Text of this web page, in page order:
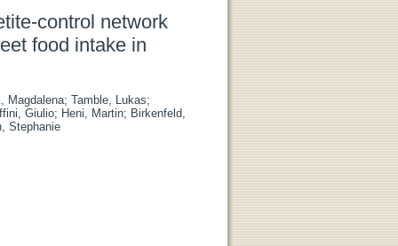
control network
food intake in
Magdalena; Tamble, Lukas;
Giulio; Heni, Martin; Birkenfeld,
Stephanie